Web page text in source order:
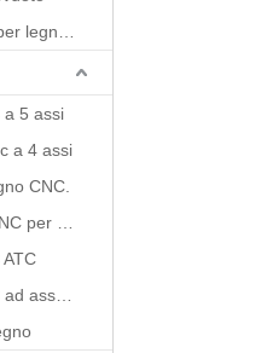
a 5 assi
a 4 assi
CNC.